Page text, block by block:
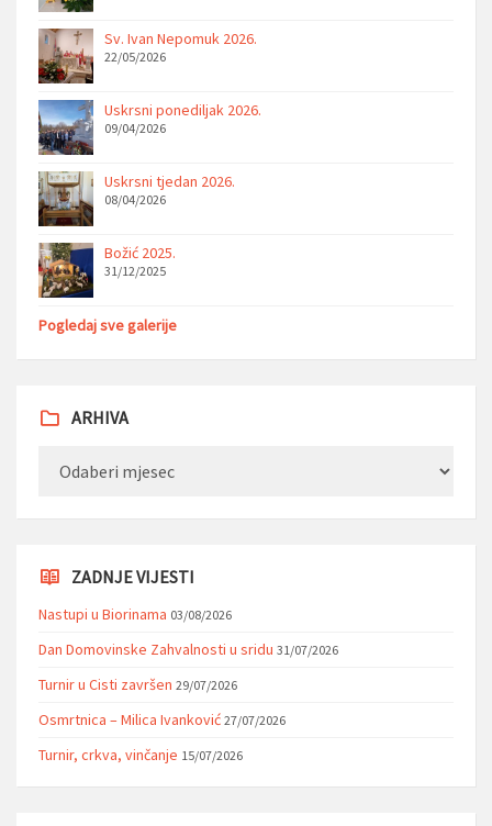
Sv. Ivan Nepomuk 2026.
22/05/2026
Uskrsni ponediljak 2026.
09/04/2026
Uskrsni tjedan 2026.
08/04/2026
Božić 2025.
31/12/2025
Pogledaj sve galerije
ARHIVA
ZADNJE VIJESTI
Nastupi u Biorinama 03/08/2026
Dan Domovinske Zahvalnosti u sridu 31/07/2026
Turnir u Cisti završen 29/07/2026
Osmrtnica – Milica Ivanković 27/07/2026
Turnir, crkva, vinčanje 15/07/2026